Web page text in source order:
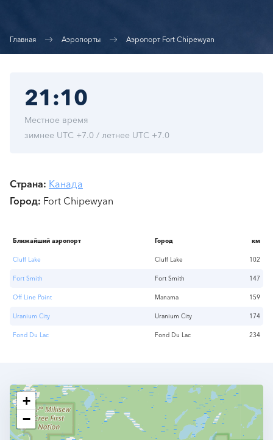
Главная Аэропорты Аэропорт Fort Chipewyan
21:10
Местное время
зимнее UTC +7.0 / летнее UTC +7.0
Страна Канада
Город Fort Chipewyan
Ближайший аэропорт Город км
Cluff Lake Cluff Lake 102
Fort Smith Fort Smith 147
Off Line Point Manama 159
Uranium City Uranium City 174
Fond Du Lac Fond Du Lac 234
+
−